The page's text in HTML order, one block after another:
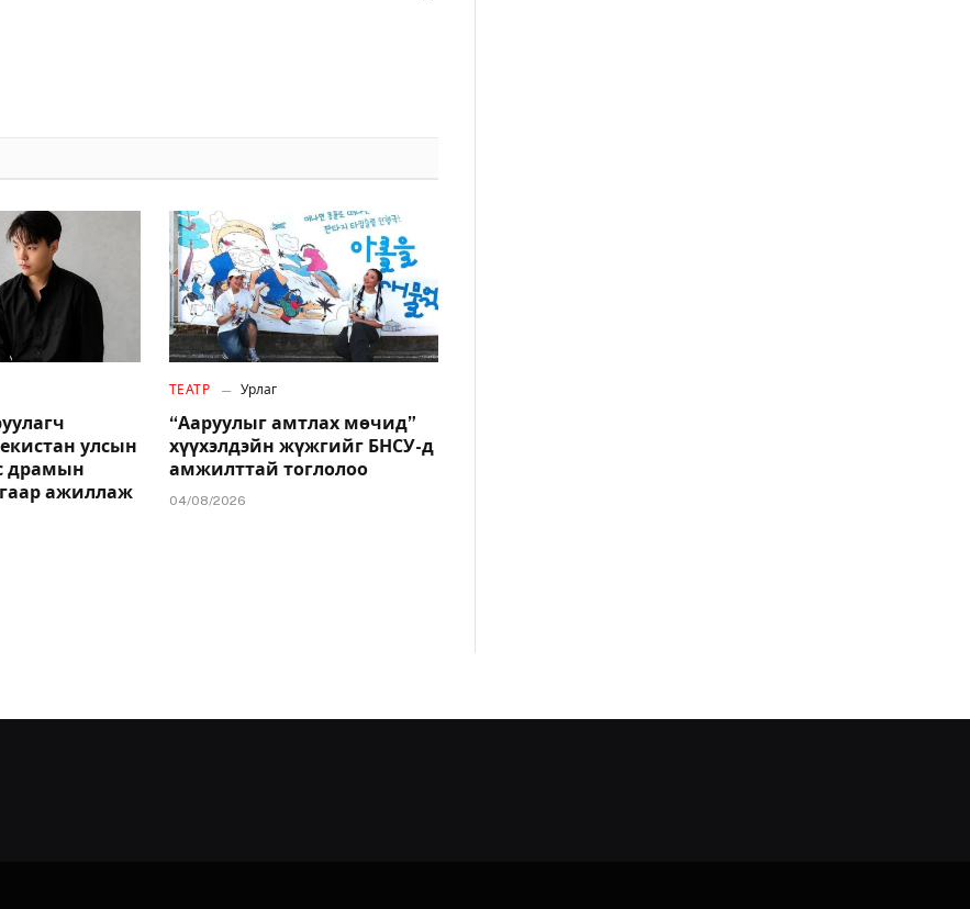
улсын
драмын
ажиллаж
ТЕАТР Урлаг
“Ааруулыг амтлах мөчид”
хүүхэлдэйн жүжгийг БНСУ-д
амжилттай тоглолоо
04/08/2026